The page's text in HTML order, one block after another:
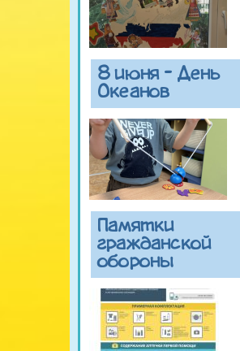
8 июня - День
Океанов
Памятки
гражданской
обороны